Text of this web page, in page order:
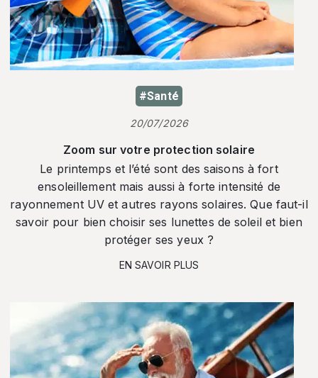
#Santé
20/07/2026
Zoom sur votre protection solaire
Le printemps et l’été sont des saisons à fort
ensoleillement mais aussi à forte intensité de
rayonnement UV et autres rayons solaires. Que faut-il
savoir pour bien choisir ses lunettes de soleil et bien
protéger ses yeux ?
EN SAVOIR PLUS